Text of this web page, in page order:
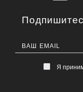
Я